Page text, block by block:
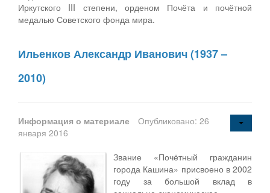
Иркутского III степени, орденом Почёта и почётной
медалью Советского фонда мира.
Ильенков Александр Иванович (1937 –
2010)
Информация о материале
Опубликовано: 26
января 2016
Звание «Почётный гражданин
города Кашина» присвоено в 2002
году за большой вклад в